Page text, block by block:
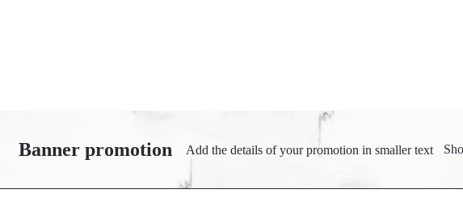
Banner promotion Add the details of your promotion in smaller text